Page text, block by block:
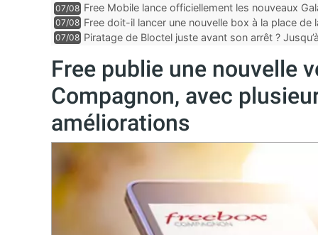
07/08 Free Mobile lance officiellement les nouveaux
des promos et des cadeaux
07/08 Free doit-il lancer une nouvelle box à la place de
07/08 Piratage de Bloctel juste avant son arrêt ?
Free publie une nouvelle
Compagnon, avec
améliorations